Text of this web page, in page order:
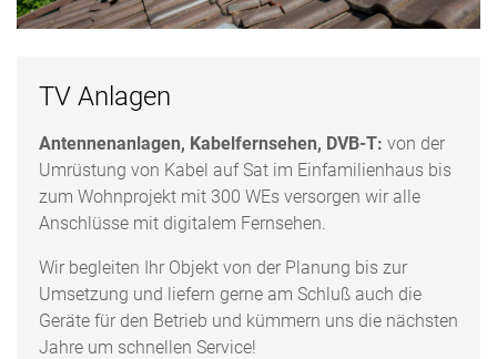
TV Anlagen
Antennenanlagen, Kabelfernsehen, DVB-T: von der
Umrüstung von Kabel auf Sat im Einfamilienhaus bis
zum Wohnprojekt mit 300 WEs versorgen wir alle
Anschlüsse mit digitalem Fernsehen.
Wir begleiten Ihr Objekt von der Planung bis zur
Umsetzung und liefern gerne am Schluß auch die
Geräte für den Betrieb und kümmern uns die nächsten
Jahre um schnellen Service!